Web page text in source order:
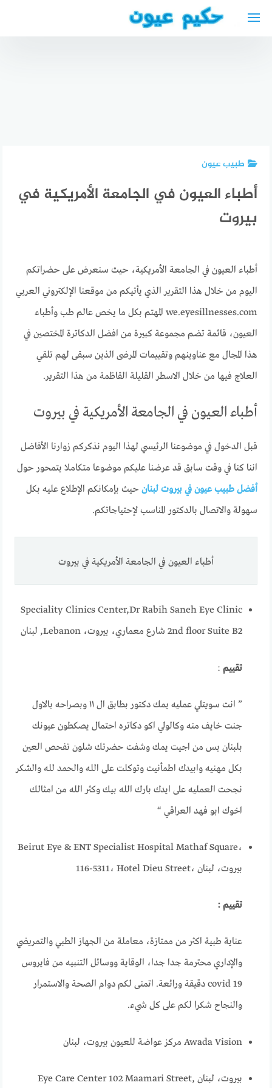
طبيب عيون
أطباء العيون في الجامعة الأمريكية في
بيروت
أطباء العيون في الجامعة الأمريكية، حيث سنعرض على حضراتكم
اليوم من خلال هذا التقرير الذي يأتيكم من موقعنا الإلكتروني العربي
we.eyesillnesses.com المهتم بكل ما يخص عالم طب وأطباء
العيون، قائمة تضم مجموعة كبيرة من افضل الدكاترة المختصين في
هذا المجال مع عناوينهم وتقييمات المرضى الذين سبقى لهم تلقي
العلاج فيها من خلال الاسطر القليلة القاظمة من هذا التقرير.
أطباء العيون في الجامعة الأمريكية في بيروت
قبل الدخول في موضوعنا الرئيسي لهذا اليوم نذكركم زوارنا الأفاضل
اننا كنا في وقت سابق قد عرضنا عليكم موضوعا متكاملا يتمحور حول
أفضل طبيب عيون في بيروت لبنان حيث بإمكانكم الإطلاع عليه بكل
سهولة والاتصال بالدكتور المناسب لإحتياجاتكم.
أطباء العيون في الجامعة الأمريكية في بيروت
Dr Rabih Saneh Eye Clinic
Speciality Clinics Center,
2nd floor Suite B2 شارع معماري، بيروت، Lebanon, لبنان
تقييم :
” انت سويتلي عمليه يمك دكتور بطابق ال ١١ وبصراحه بالاول
جنت خايف منه وكالولي اكو دكاتره احتمال يصكطون عيونك
بلبنان بس من اجيت يمك وشفت حضرتك شلون تفحص العين
بكل مهنيه وابيدك اطمأنيت وتوكلت على الله والحمد لله والشكر
نجحت العمليه على ايدك بارك الله بيك وكثر الله من امثالك
اخوك ابو فهد العراقي “
Beirut Eye & ENT Specialist Hospital Mathaf Square،
116-5311، Hotel Dieu Street، بيروت، لبنان
تقييم :
عناية طبية اكثر من ممتازة، معاملة من الجهاز الطبي والتمريضي
والإداري محترمة جدا جدا، الوقاية ووسائل التنبيه من فايروس
covid 19 دقيقة ورائعة. اتمنى لكم دوام الصحة والاستمرار
والنجاح شكرا لكم على كل شيء.
Awada Vision مركز عواضة للعيون بيروت، لبنان
Eye Care Center 102 Maamari Street, بيروت، لبنان